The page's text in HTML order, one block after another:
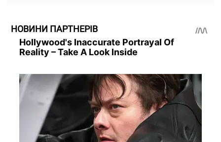
НОВИНИ ПАРТНЕРІВ
Hollywood's Inaccurate Portrayal Of
Reality – Take A Look Inside